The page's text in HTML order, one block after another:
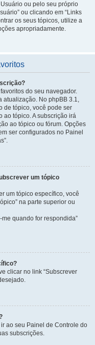
ou pelo seu próprio
ou clicando em “Links
os seus tópicos, utilize a
apropriadamente.
do seu navegador.
atualização. No phpBB 3.1,
de tópico, você pode ser
tópico. A subscrição irá
ao tópico ou fórum. Opções
ser configurados no Painel
um tópico
um tópico específico, você
na parte superior ou
quando for respondida”
clicar no link “Subscrever
ao seu Painel de Controle do
subscrições.